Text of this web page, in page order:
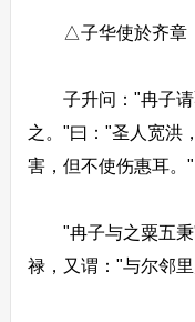
△子华使於齐章
子升问："冉子请
之。"曰："圣人宽洪
害，但不使伤惠耳。"
"冉子与之粟五秉"
禄，又谓："与尔邻